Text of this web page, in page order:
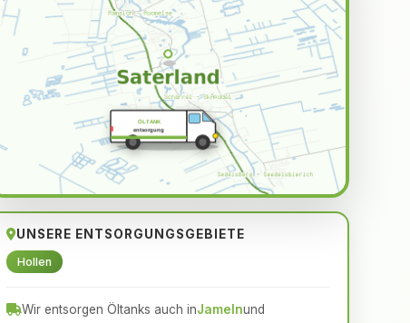
ÖLTANK
entsorgung
UNSERE ENTSORGUNGSGEBIETE
Hollen
Wir entsorgen Öltanks auch inJamelnund